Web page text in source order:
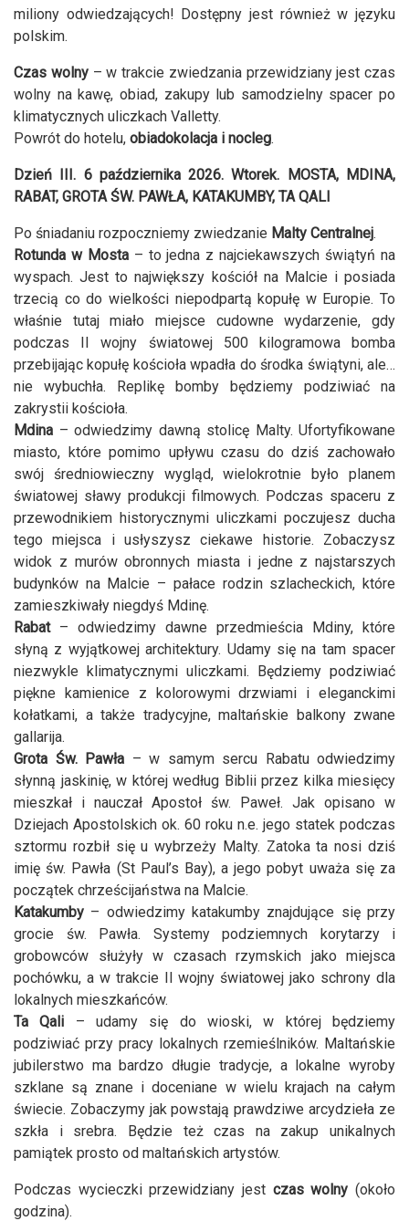
miliony odwiedzających! Dostępny jest również w języku
polskim.
Czas wolny– w trakcie zwiedzania przewidziany jest czas
wolny na kawę, obiad, zakupy lub samodzielny spacer po
klimatycznych uliczkach Valletty.
Powrót do hotelu, obiadokolacja i nocleg.
Dzień III. 6 października 2026. Wtorek. MOSTA, MDINA,
RABAT, GROTA ŚW. PAWŁA, KATAKUMBY, TA QALI
Po śniadaniu rozpoczniemy zwiedzanie Malty Centralnej.
Rotunda w Mosta– to jedna z najciekawszych świątyń na
wyspach. Jest to największy kościół na Malcie i posiada
trzecią co do wielkości niepodpartą kopułę w Europie. To
właśnie tutaj miało miejsce cudowne wydarzenie, gdy
podczas II wojny światowej 500 kilogramowa bomba
przebijając kopułę kościoła wpadła do środka świątyni, ale…
nie wybuchła. Replikę bomby będziemy podziwiać na
zakrystii kościoła.
Mdina – odwiedzimy dawną stolicę Malty. Ufortyfikowane
miasto, które pomimo upływu czasu do dziś zachowało
swój średniowieczny wygląd, wielokrotnie było planem
światowej sławy produkcji filmowych. Podczas spaceru z
przewodnikiem historycznymi uliczkami poczujesz ducha
tego miejsca i usłyszysz ciekawe historie. Zobaczysz
widok z murów obronnych miasta i jedne z najstarszych
budynków na Malcie – pałace rodzin szlacheckich, które
zamieszkiwały niegdyś Mdinę.
Rabat– odwiedzimy dawne przedmieścia Mdiny, które
słyną z wyjątkowej architektury. Udamy się na tam spacer
niezwykle klimatycznymi uliczkami. Będziemy podziwiać
piękne kamienice z kolorowymi drzwiami i eleganckimi
kołatkami, a także tradycyjne, maltańskie balkony zwane
gallarija.
Grota Św. Pawła – w samym sercu Rabatu odwiedzimy
słynną jaskinię, w której według Biblii przez kilka miesięcy
mieszkał i nauczał Apostoł św. Paweł. Jak opisano w
Dziejach Apostolskich ok. 60 roku n.e. jego statek podczas
sztormu rozbił się u wybrzeży Malty. Zatoka ta nosi dziś
imię św. Pawła (St Paul’s Bay), a jego pobyt uważa się za
początek chrześcijaństwa na Malcie.
Katakumby – odwiedzimy katakumby znajdujące się przy
grocie św. Pawła. Systemy podziemnych korytarzy i
grobowców służyły w czasach rzymskich jako miejsca
pochówku, a w trakcie II wojny światowej jako schrony dla
lokalnych mieszkańców.
Ta Qali – udamy się do wioski, w której będziemy
podziwiać przy pracy lokalnych rzemieślników. Maltańskie
jubilerstwo ma bardzo długie tradycje, a lokalne wyroby
szklane są znane i doceniane w wielu krajach na całym
świecie. Zobaczymy jak powstają prawdziwe arcydzieła ze
szkła i srebra. Będzie też czas na zakup unikalnych
pamiątek prosto od maltańskich artystów.
Podczas wycieczki przewidziany jest czas wolny (około
godzina).